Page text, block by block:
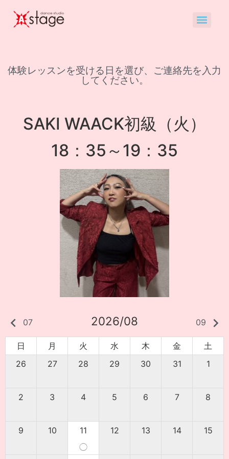
体験レッスンを受ける日を選び、ご連絡先を入力
してください。
SAKI WAACK初級（火）
18：35～19：35
keyboard_arrow_left 07 2026/08 09 keyboard_arrow_right
日 月 火 水 木 金
土
26
27 28 29 30 31 1
2 3 4 5 6 7 8
9 10 11
◯
12 13 14 15